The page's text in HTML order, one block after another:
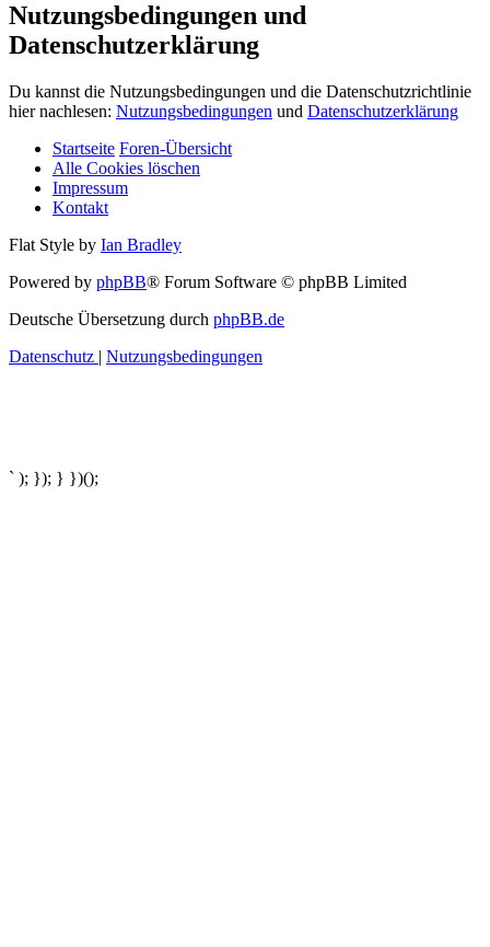
Nutzungsbedingungen und
Datenschutzerklärung
Du kannst die Nutzungsbedingungen und die Datenschutzrichtlinie
hier nachlesen: Nutzungsbedingungen und Datenschutzerklärung
Startseite Foren-Übersicht
Alle Cookies löschen
Impressum
Kontakt
Flat Style by Ian Bradley
Powered by phpBB® Forum Software © phpBB Limited
Deutsche Übersetzung durch phpBB.de
Datenschutz | Nutzungsbedingungen
` ); }); } })();